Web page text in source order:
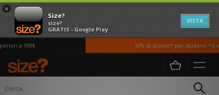
×
Size?
size?
GRATIS - Google Play
VISTA
a 100€ 10% di sconto* per studenti *si
Home Uomo